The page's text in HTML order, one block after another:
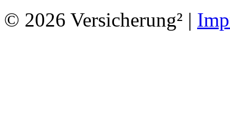
© 2026 Versicherung² |